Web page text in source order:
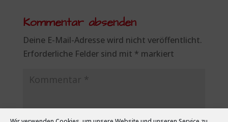
Kommentar absenden
Deine E-Mail-Adresse wird nicht veröffentlicht.
Erforderliche Felder sind mit * markiert